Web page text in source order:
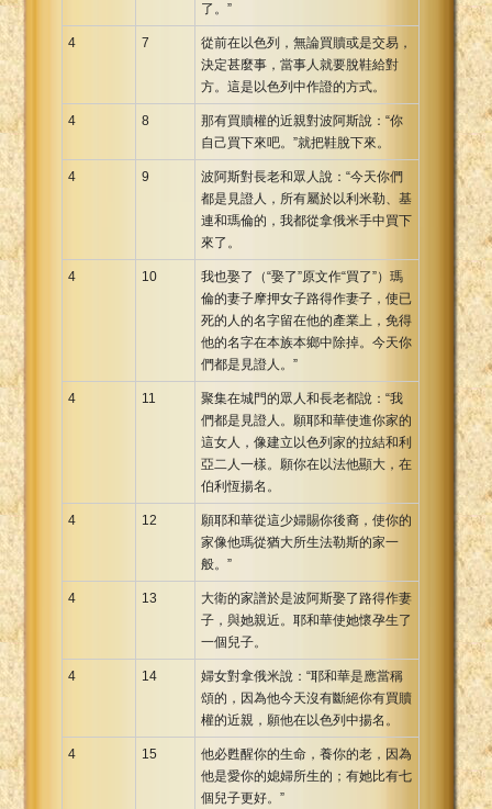
了。”
4 7
從前在以色列，無論買贖或是交易，
決定甚麼事，當事人就要脫鞋給對
方。這是以色列中作證的方式。
4 8
那有買贖權的近親對波阿斯說：“你
自己買下來吧。”就把鞋脫下來。
4 9
波阿斯對長老和眾人說：“今天你們
都是見證人，所有屬於以利米勒、基
連和瑪倫的，我都從拿俄米手中買下
來了。
4 10
我也娶了（“娶了”原文作“買了”）瑪
倫的妻子摩押女子路得作妻子，使已
死的人的名字留在他的產業上，免得
他的名字在本族本鄉中除掉。今天你
們都是見證人。”
4 11
聚集在城門的眾人和長老都說：“我
們都是見證人。願耶和華使進你家的
這女人，像建立以色列家的拉結和利
亞二人一樣。願你在以法他顯大，在
伯利恆揚名。
4 12
願耶和華從這少婦賜你後裔，使你的
家像他瑪從猶大所生法勒斯的家一
般。”
4 13
大衛的家譜於是波阿斯娶了路得作妻
子，與她親近。耶和華使她懷孕生了
一個兒子。
4 14
婦女對拿俄米說：“耶和華是應當稱
頌的，因為他今天沒有斷絕你有買贖
權的近親，願他在以色列中揚名。
4 15
他必甦醒你的生命，養你的老，因為
他是愛你的媳婦所生的；有她比有七
個兒子更好。”